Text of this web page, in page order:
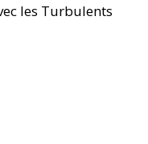
les Turbulents